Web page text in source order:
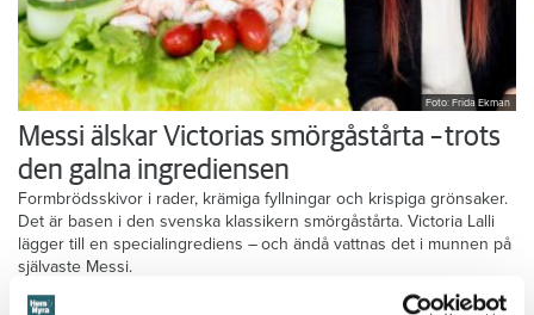
Foto: Frida Ekman
Messi älskar Victorias smörgåstårta – trots
den galna ingrediensen
Formbrödsskivor i rader, krämiga fyllningar och krispiga grönsaker.
Det är basen i den svenska klassikern smörgåstårta. Victoria Lalli
lägger till en specialingrediens – och ändå vattnas det i munnen på
självaste Messi.